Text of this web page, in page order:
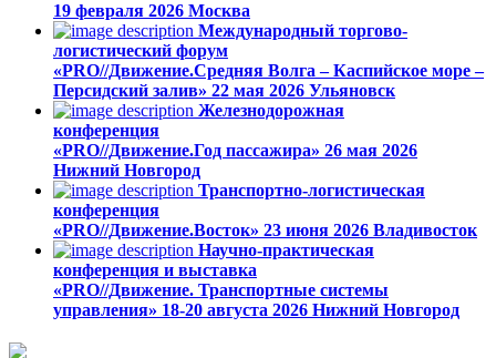
19 февраля 2026 Москва
Международный торгово-
логистический форум
«PRO//Движение.Средняя Волга – Каспийское море –
Персидский залив» 22 мая 2026 Ульяновск
Железнодорожная
конференция
«PRO//Движение.Год пассажира» 26 мая 2026
Нижний Новгород
Транспортно-логистическая
конференция
«PRO//Движение.Восток» 23 июня 2026 Владивосток
Научно-практическая
конференция и выставка
«PRO//Движение. Транспортные системы
управления» 18-20 августа 2026 Нижний Новгород